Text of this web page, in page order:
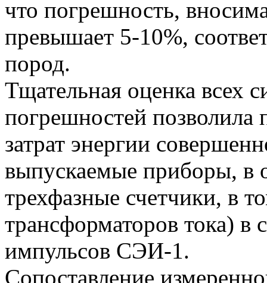
что погрешность,
превышает 5-10%,
пород.
Тщательная оценка всех
погрешностей позволила
затрат энергии
выпускаемые приборы, в
трехфазные счетчики, в
трансформаторов тока) в
импульсов СЭИ-1.
Сопоставление